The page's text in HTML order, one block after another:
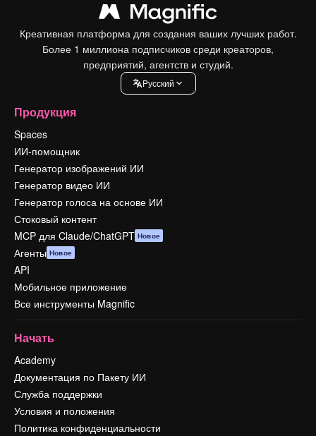
Креативная платформа для создания ваших лучших работ.
Более 1 миллиона подписчиков среди креаторов,
предприятий, агентств и студий.
Pусский
Продукция
Spaces
ИИ-помощник
Генератор изображений ИИ
Генератор видео ИИ
Генератор голоса на основе ИИ
Стоковый контент
MCP для Claude/ChatGPT Новое
Агенты Новое
API
Мобильное приложение
Все инструменты Magnific
Начать
Academy
Документация по Пакету ИИ
Служба поддержки
Условия и положения
Политика конфиденциальности